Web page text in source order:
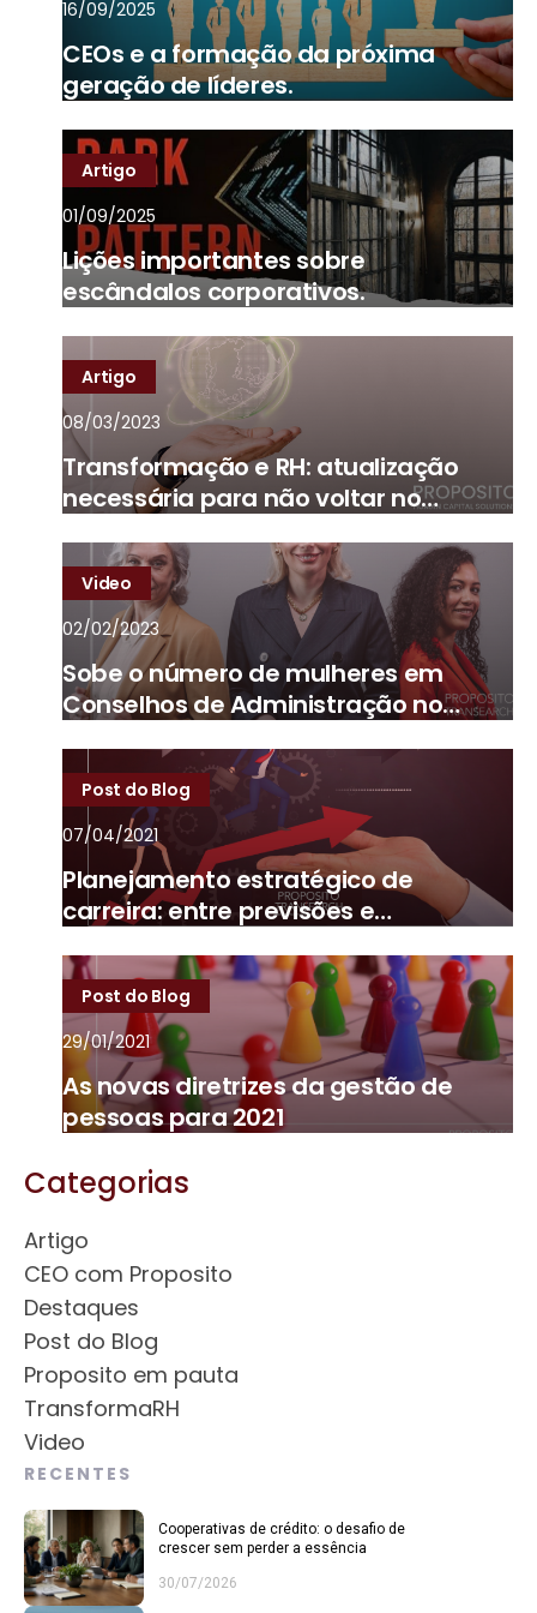
16/09/2025
CEOs e a formação da próxima
geração de líderes.
Artigo
01/09/2025
Lições importantes sobre
escândalos corporativos.
Artigo
08/03/2023
Transformação e RH: atualização
necessária para não voltar no
Video
02/02/2023
Sobe o número de mulheres em
Conselhos de Administração no
Post do Blog
07/04/2021
Planejamento estratégico de
carreira: entre previsões e
Post do Blog
29/01/2021
As novas diretrizes da gestão de
pessoas para 2021
Categorias
Artigo
CEO com Proposito
Destaques
Post do Blog
Proposito em pauta
TransformaRH
Video
RECENTES
Cooperativas de crédito: o desafio de
crescer sem perder a essência
30/07/2026